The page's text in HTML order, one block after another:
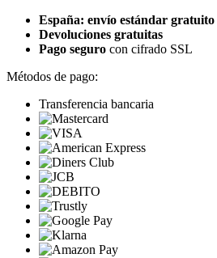
España: envío estándar gratuito
Devoluciones gratuitas
Pago seguro con cifrado SSL
Métodos de pago:
Transferencia bancaria